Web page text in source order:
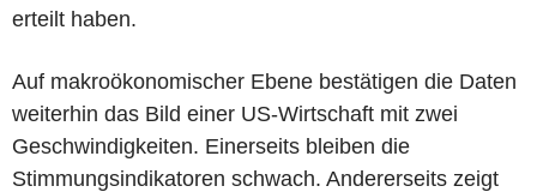
erteilt haben.
Auf makroökonomischer Ebene bestätigen die Daten
weiterhin das Bild einer US-Wirtschaft mit zwei
Geschwindigkeiten. Einerseits bleiben die
Stimmungsindikatoren schwach. Andererseits zeigt